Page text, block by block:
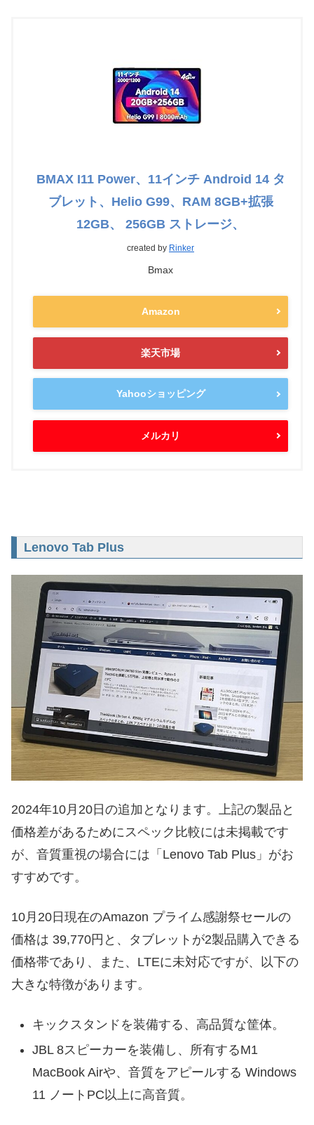
BMAX I11 Power、11インチ Android 14 タ
ブレット、Helio G99、RAM 8GB+拡張
12GB、 256GB ストレージ、
created by Rinker
Bmax
Amazon
楽天市場
Yahooショッピング
メルカリ
Lenovo Tab Plus
2024年10月20日の追加となります。上記の製品と
価格差があるためにスペック比較には未掲載です
が、音質重視の場合には「Lenovo Tab Plus」がお
すすめです。
10月20日現在のAmazon プライム感謝祭セールの
価格は 39,770円と、タブレットが2製品購入できる
価格帯であり、また、LTEに未対応ですが、以下の
大きな特徴があります。
キックスタンドを装備する、高品質な筐体。
JBL 8スピーカーを装備し、所有するM1
MacBook Airや、音質をアピールする Windows
11 ノートPC以上に高音質。